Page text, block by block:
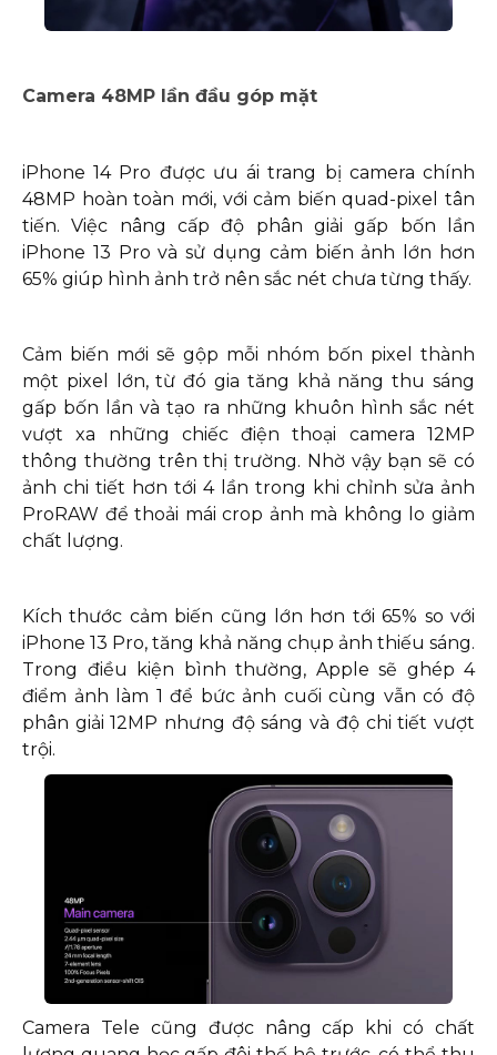
Camera 48MP lần đầu góp mặt
iPhone 14 Pro được ưu ái trang bị camera chính
48MP hoàn toàn mới, với cảm biến quad-pixel tân
tiến. Việc nâng cấp độ phân giải gấp bốn lần
iPhone 13 Pro và sử dụng cảm biến ảnh lớn hơn
65% giúp hình ảnh trở nên sắc nét chưa từng thấy.
Cảm biến mới sẽ gộp mỗi nhóm bốn pixel thành
một pixel lớn, từ đó gia tăng khả năng thu sáng
gấp bốn lần và tạo ra những khuôn hình sắc nét
vượt xa những chiếc điện thoại camera 12MP
thông thường trên thị trường. Nhờ vậy bạn sẽ có
ảnh chi tiết hơn tới 4 lần trong khi chỉnh sửa ảnh
ProRAW để thoải mái crop ảnh mà không lo giảm
chất lượng.
Kích thước cảm biến cũng lớn hơn tới 65% so với
iPhone 13 Pro, tăng khả năng chụp ảnh thiếu sáng.
Trong điều kiện bình thường, Apple sẽ ghép 4
điểm ảnh làm 1 để bức ảnh cuối cùng vẫn có độ
phân giải 12MP nhưng độ sáng và độ chi tiết vượt
trội.
Camera Tele cũng được nâng cấp khi có chất